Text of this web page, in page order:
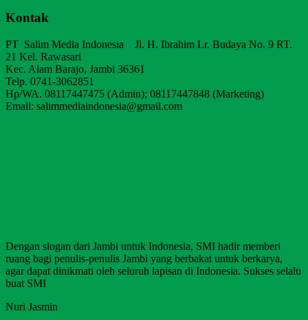
Kontak
PT Salim Media Indonesia Jl. H. Ibrahim Lr. Budaya No. 9 RT.
21 Kel. Rawasari
Kec. Alam Barajo, Jambi 36361
Telp. 0741-3062851
Hp/WA. 08117447475 (Admin); 08117447848 (Marketing)
Email: salimmediaindonesia@gmail.com
Dengan slogan dari Jambi untuk Indonesia, SMI hadir memberi
ruang bagi penulis-penulis Jambi yang berbakat untuk berkarya,
agar dapat dinikmati oleh seluruh lapisan di Indonesia. Sukses selalu
buat SMI
Nuri Jasmin